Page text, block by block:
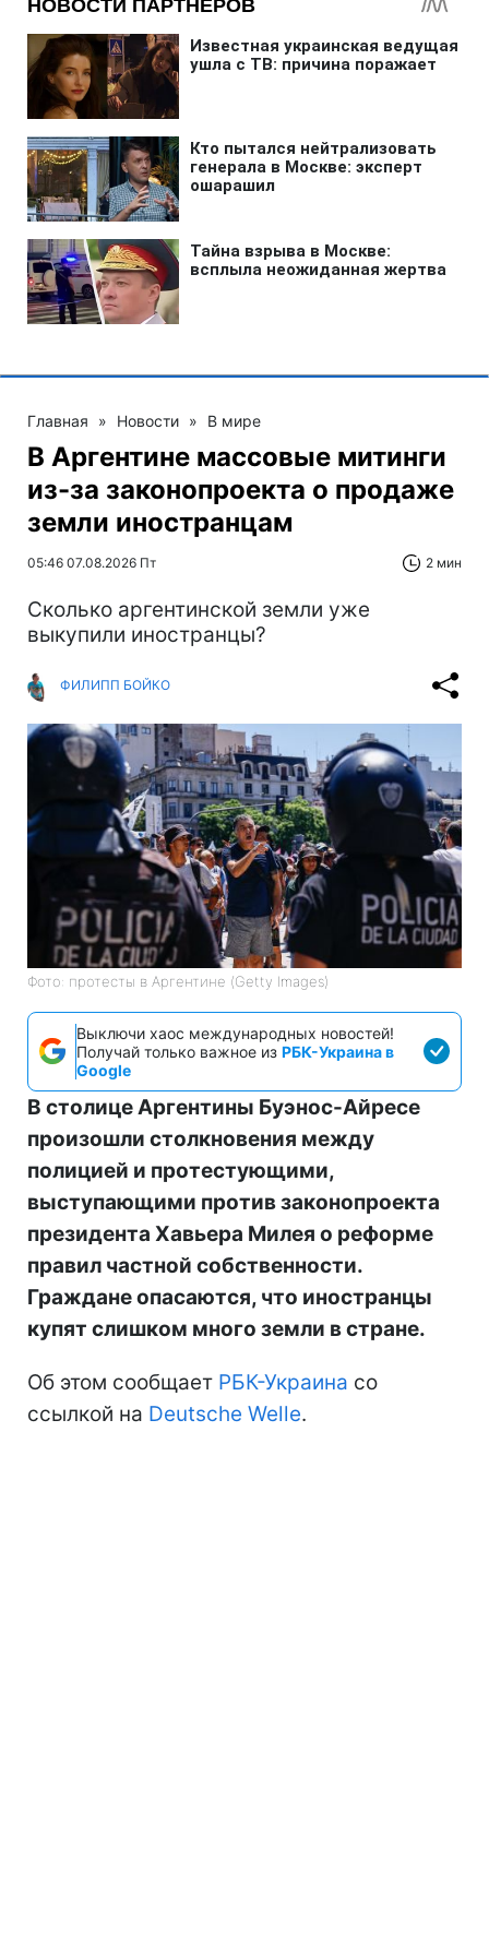
Главная » Новости » В мире
В Аргентине массовые митинги
из-за законопроекта о продаже
земли иностранцам
05:46 07.08.2026 Пт 2 мин
Сколько аргентинской земли уже
выкупили иностранцы?
ФИЛИПП БОЙКО
Фото: протесты в Аргентине (Getty Images)
Выключи хаос международных новостей!
Получай только важное из РБК-Украина в
Google
В столице Аргентины Буэнос-Айресе
произошли столкновения между
полицией и протестующими,
выступающими против законопроекта
президента Хавьера Милея о реформе
правил частной собственности.
Граждане опасаются, что иностранцы
купят слишком много земли в стране.
Об этом сообщает РБК-Украина со
ссылкой на Deutsche Welle.